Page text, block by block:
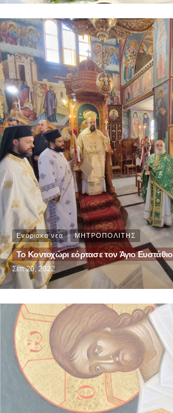
Ενοριακα νεα ΜΗΤΡΟΠΟΛΙΤΗΣ
Το Κοντοχώρι εόρτασε τον Άγιο Ευστάθιο
Σεπ 20, 2022